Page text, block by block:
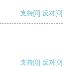
支持[0] 反对[0]
支持[0] 反对[0]